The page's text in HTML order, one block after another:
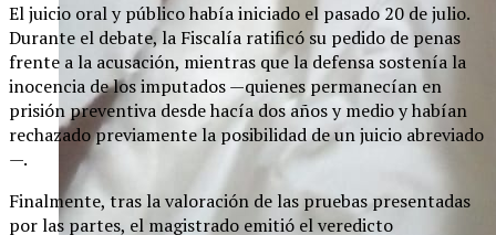
El juicio oral y público había iniciado el pasado 20 de julio.
Durante el debate, la Fiscalía ratificó su pedido de penas
frente a la acusación, mientras que la defensa sostenía la
inocencia de los imputados —quienes permanecían en
prisión preventiva desde hacía dos años y medio y habían
rechazado previamente la posibilidad de un juicio abreviado
—.
Finalmente, tras la valoración de las pruebas presentadas
por las partes, el magistrado emitió el veredicto